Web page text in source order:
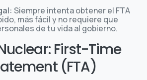
Siempre intenta obtener el FTA
más fácil y no requiere que
de tu vida al gobierno.
First-Time
(FTA)